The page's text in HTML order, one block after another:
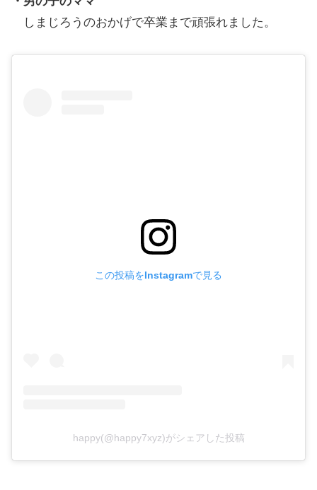
しまじろうのおかげで卒業まで頑張れました。
この投稿をInstagramで見る
happy(@happy7xyz)がシェアした投稿